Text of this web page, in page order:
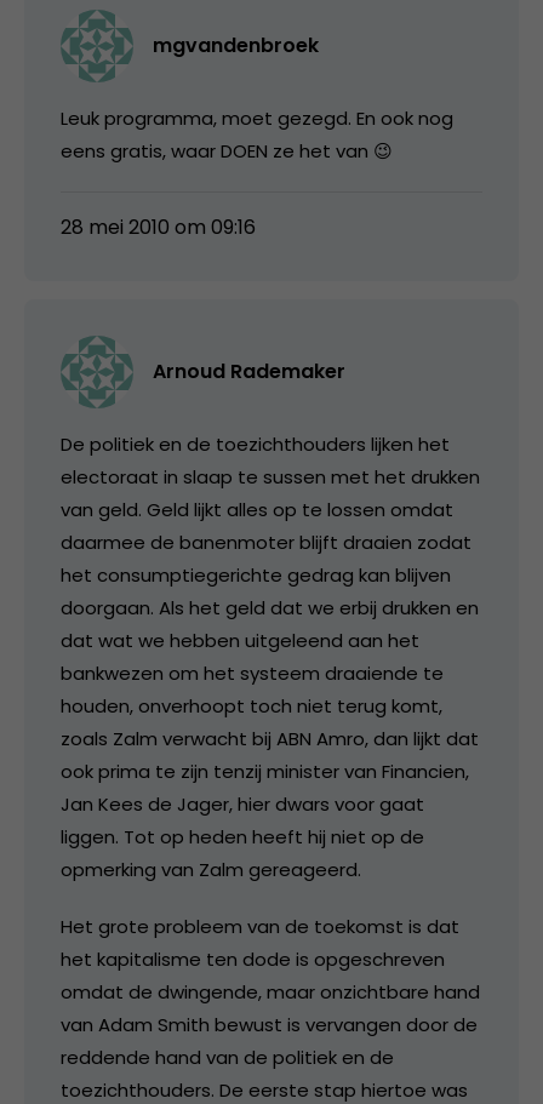
mgvandenbroek
Leuk programma, moet gezegd. En ook nog
eens gratis, waar DOEN ze het van 😉
28 mei 2010 om 09:16
Arnoud Rademaker
De politiek en de toezichthouders lijken het
electoraat in slaap te sussen met het drukken
van geld. Geld lijkt alles op te lossen omdat
daarmee de banenmoter blijft draaien zodat
het consumptiegerichte gedrag kan blijven
doorgaan. Als het geld dat we erbij drukken en
dat wat we hebben uitgeleend aan het
bankwezen om het systeem draaiende te
houden, onverhoopt toch niet terug komt,
zoals Zalm verwacht bij ABN Amro, dan lijkt dat
ook prima te zijn tenzij minister van Financien,
Jan Kees de Jager, hier dwars voor gaat
liggen. Tot op heden heeft hij niet op de
opmerking van Zalm gereageerd.
Het grote probleem van de toekomst is dat
het kapitalisme ten dode is opgeschreven
omdat de dwingende, maar onzichtbare hand
van Adam Smith bewust is vervangen door de
reddende hand van de politiek en de
toezichthouders. De eerste stap hiertoe was